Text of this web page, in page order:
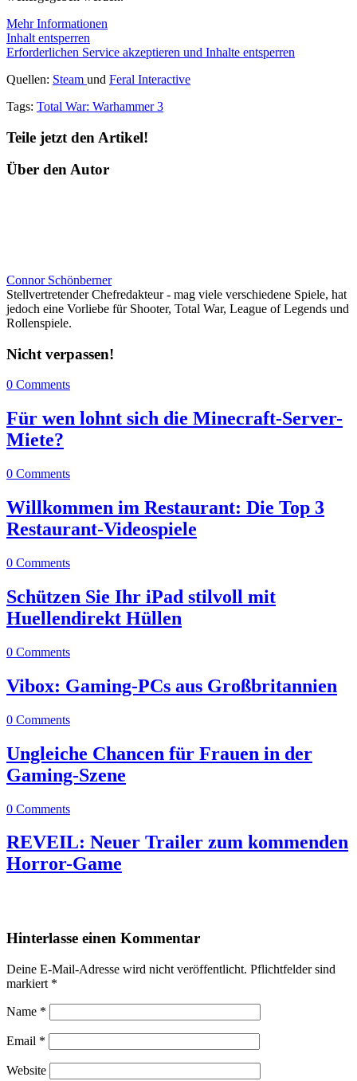
Mehr Informationen
Inhalt entsperren
Erforderlichen Service akzeptieren und Inhalte entsperren
Quellen: Steam und Feral Interactive
Tags: Total War: Warhammer 3
Teile jetzt den Artikel!
Über den Autor
Connor Schönberner
Stellvertretender Chefredakteur - mag viele verschiedene Spiele, hat
jedoch eine Vorliebe für Shooter, Total War, League of Legends und
Rollenspiele.
Nicht verpassen!
0 Comments
Für wen lohnt sich die Minecraft-Server-
Miete?
0 Comments
Willkommen im Restaurant: Die Top 3
Restaurant-Videospiele
0 Comments
Schützen Sie Ihr iPad stilvoll mit
Huellendirekt Hüllen
0 Comments
Vibox: Gaming-PCs aus Großbritannien
0 Comments
Ungleiche Chancen für Frauen in der
Gaming-Szene
0 Comments
REVEIL: Neuer Trailer zum kommenden
Horror-Game
Hinterlasse einen Kommentar
Deine E-Mail-Adresse wird nicht veröffentlicht. Pflichtfelder sind
markiert *
Name *
Email *
Website